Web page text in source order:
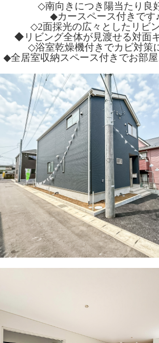
◇南向きにつき陽当たり良
◆カースペース付きです♪
◇2面採光の広々としたリビン
◆リビング全体が見渡せる対面
◇浴室乾燥機付きでカビ対策
◆全居室収納スペース付きでお部屋